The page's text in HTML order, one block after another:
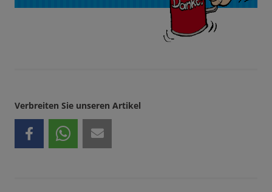
Verbreiten Sie unseren Artikel